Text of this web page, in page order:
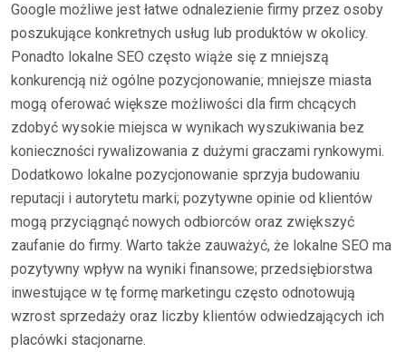
Google możliwe jest łatwe odnalezienie firmy przez osoby
poszukujące konkretnych usług lub produktów w okolicy.
Ponadto lokalne SEO często wiąże się z mniejszą
konkurencją niż ogólne pozycjonowanie; mniejsze miasta
mogą oferować większe możliwości dla firm chcących
zdobyć wysokie miejsca w wynikach wyszukiwania bez
konieczności rywalizowania z dużymi graczami rynkowymi.
Dodatkowo lokalne pozycjonowanie sprzyja budowaniu
reputacji i autorytetu marki; pozytywne opinie od klientów
mogą przyciągnąć nowych odbiorców oraz zwiększyć
zaufanie do firmy. Warto także zauważyć, że lokalne SEO ma
pozytywny wpływ na wyniki finansowe; przedsiębiorstwa
inwestujące w tę formę marketingu często odnotowują
wzrost sprzedaży oraz liczby klientów odwiedzających ich
placówki stacjonarne.